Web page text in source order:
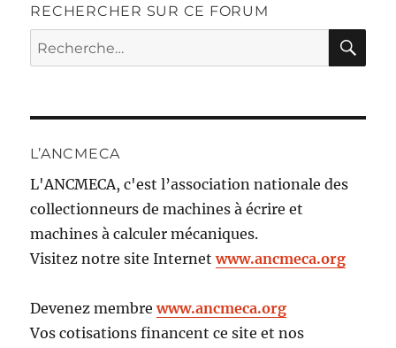
RECHERCHER SUR CE FORUM
Recherche
pour :
L’ANCMECA
L'ANCMECA, c'est l’association nationale des
collectionneurs de machines à écrire et
machines à calculer mécaniques.
Visitez notre site Internetwww.ancmeca.org
Devenez membrewww.ancmeca.org
Vos cotisations financent ce site et nos